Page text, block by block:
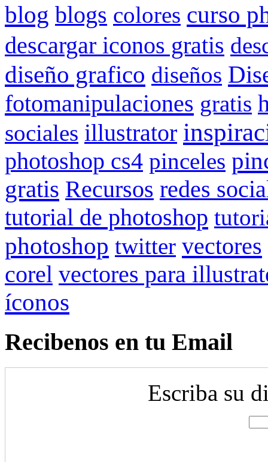
blog blogs colores curso
descargar iconos gratis
diseño grafico diseños
fotomanipulaciones gratis
sociales illustrator
photoshop cs4 pinceles
gratis Recursos redes
tutorial de photoshop
photoshop twitter vectores
corel vectores para
íconos
Recibenos en tu Email
Escriba su